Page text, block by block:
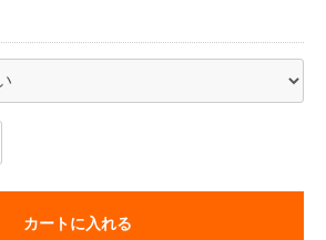
カートに入れる